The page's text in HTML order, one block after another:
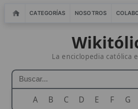
CATEGORÍAS NOSOTROS COLABORA
Wikitólica
La enciclopedia católica en
A B C D E F G H